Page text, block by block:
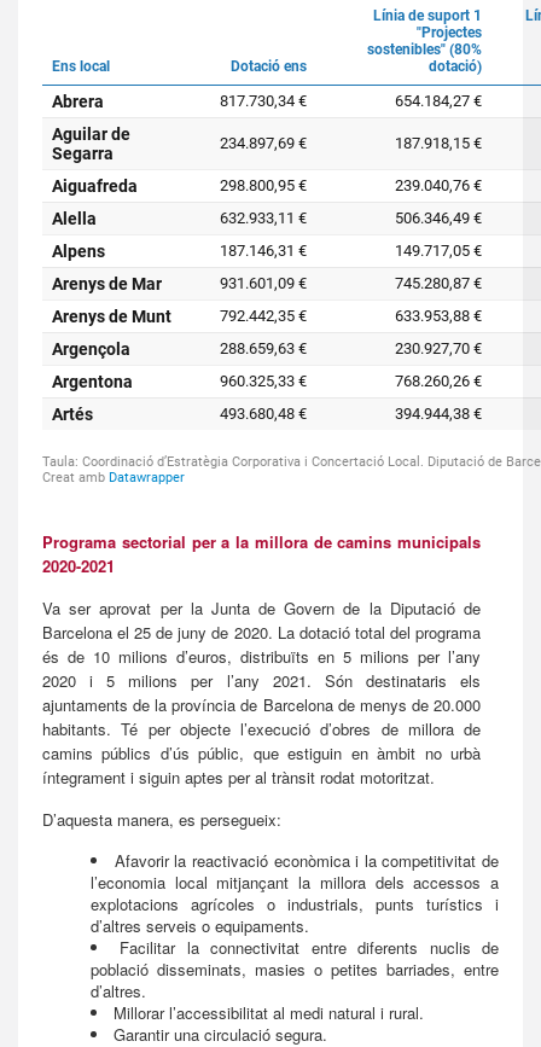
Programa sectorial per a la millora de camins municipals
2020-2021
Va ser aprovat per la Junta de Govern de la Diputació de
Barcelona el 25 de juny de 2020. La dotació total del programa
és de 10 milions d’euros, distribuïts en 5 milions per l’any
2020 i 5 milions per l’any 2021. Són destinataris els
ajuntaments de la província de Barcelona de menys de 20.000
habitants. Té per objecte l’execució d’obres de millora de
camins públics d’ús públic, que estiguin en àmbit no urbà
íntegrament i siguin aptes per al trànsit rodat motoritzat.
D’aquesta manera, es persegueix:
Afavorir la reactivació econòmica i la competitivitat de
l’economia local mitjançant la millora dels accessos a
explotacions agrícoles o industrials, punts turístics i
d’altres serveis o equipaments.
Facilitar la connectivitat entre diferents nuclis de
població disseminats, masies o petites barriades, entre
d’altres.
Millorar l’accessibilitat al medi natural i rural.
Garantir una circulació segura.